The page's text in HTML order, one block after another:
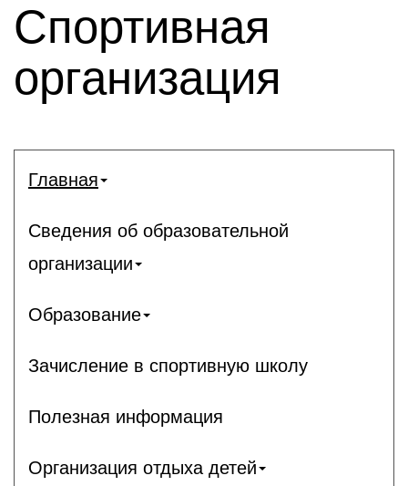
Спортивная
организация
Главная
Сведения об образовательной
организации
Образование
Зачисление в спортивную школу
Полезная информация
Организация отдыха детей